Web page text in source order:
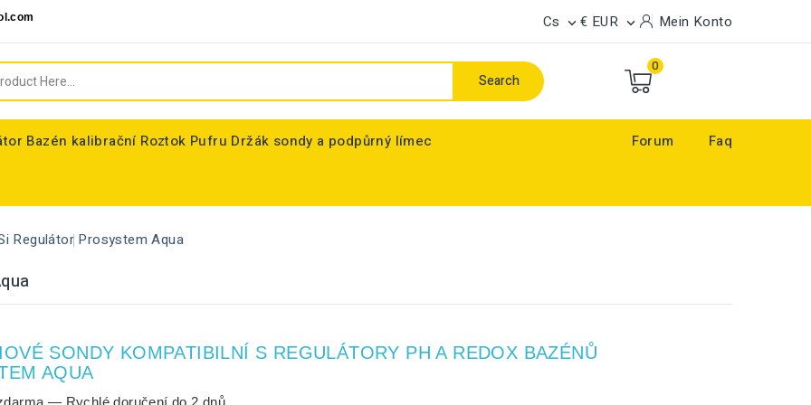
Cs € EUR  Mein Konto
Search
0
Bazén kalibrační Roztok Pufru Držák sondy a podpůrný límec Forum Faq
Regulátor Prosystem Aqua
SONDY KOMPATIBILNÍ S REGULÁTORY PH A REDOX BAZÉNŮ
AQUA
— Rychlé doručení do 2 dnů